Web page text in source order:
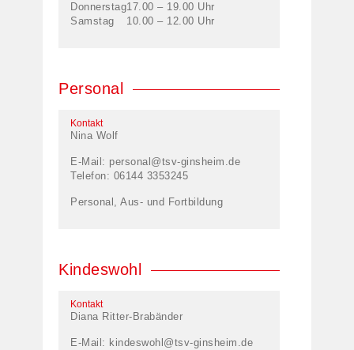
Donnerstag17.00 – 19.00 Uhr
Samstag
10.00 – 12.00 Uhr
Personal
Kontakt
Nina Wolf
E-Mail: personal@tsv-ginsheim.de
Telefon: 06144 3353245
Personal, Aus- und Fortbildung
Kindeswohl
Kontakt
Diana Ritter-Brabänder
E-Mail: kindeswohl@tsv-ginsheim.de